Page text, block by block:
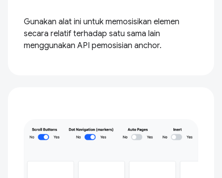
Gunakan alat ini untuk memosisikan elemen
secara relatif terhadap satu sama lain
menggunakan API pemosisian anchor.